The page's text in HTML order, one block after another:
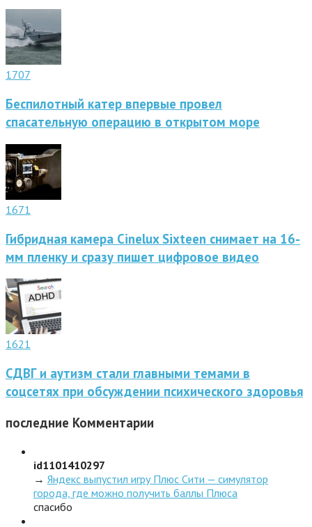
1707
Беспилотный катер впервые провел
спасательную операцию в открытом море
1671
Гибридная камера Cinelux Sixteen снимает на 16-
мм пленку и сразу пишет цифровое видео
1621
СДВГ и аутизм стали главными темами в
соцсетях при обсуждении психического здоровья
последние Комментарии
id1101410297
→ Яндекс выпустил игру Плюс Сити — симулятор
города, где можно получить баллы Плюса
спасибо